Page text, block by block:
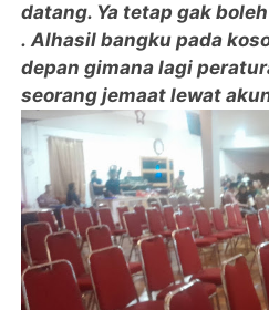
datang. Ya tetap gak
.Alhasil bangku pada
depan gimana lagi
seorang jemaat lewat